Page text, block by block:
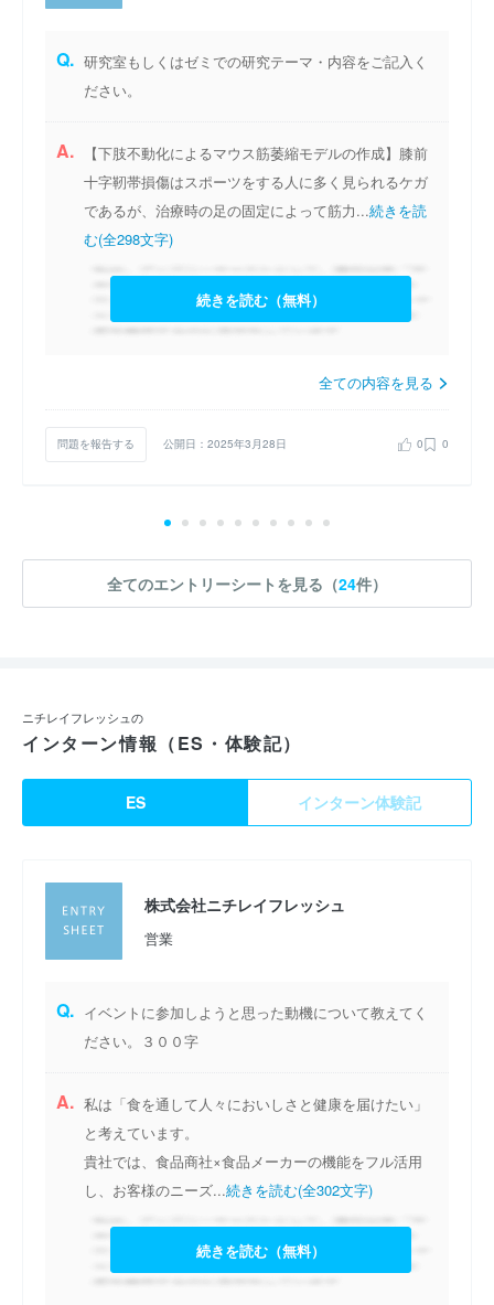
Q. 研究室もしくはゼミでの研究テーマ・内容をご記入く
ださい。
A.
【下肢不動化によるマウス筋萎縮モデルの作成】膝前
十字靭帯損傷はスポーツをする人に多く見られるケガ
であるが、治療時の足の固定によって筋力...続きを読
む(全298文字)
続きを読む（無料）
全ての内容を見る
問題を報告する 公開日：2025年3月28日 0 0
全てのエントリーシートを見る（24件）
ニチレイフレッシュの
インターン情報（ES・体験記）
ES インターン体験記
株式会社ニチレイフレッシュ
営業
Q. イベントに参加しようと思った動機について教えてく
ださい。３００字
A. 私は「食を通して人々においしさと健康を届けたい」
と考えています。
貴社では、食品商社×食品メーカーの機能をフル活用
し、お客様のニーズ...続きを読む(全302文字)
続きを読む（無料）